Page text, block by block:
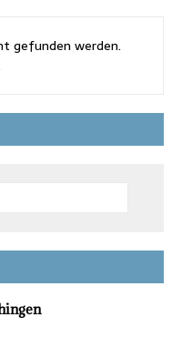
gefunden werden.